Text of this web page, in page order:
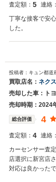
査定額： 5 連絡：
丁寧な接客で安心出来ました。 色々と分
した。
度はネクステ
た。 弊社スタッフの接客をお褒め頂き光栄です。 今後もご満足いただ
けるよう精進
ております。
投稿者：キュン都道
買取店名： ネク
売却した車：ト
売却時期：2024
総合評価 4
査定額： 4 連絡：
カーセンサー査
店選択に新宮店
対応は良かった